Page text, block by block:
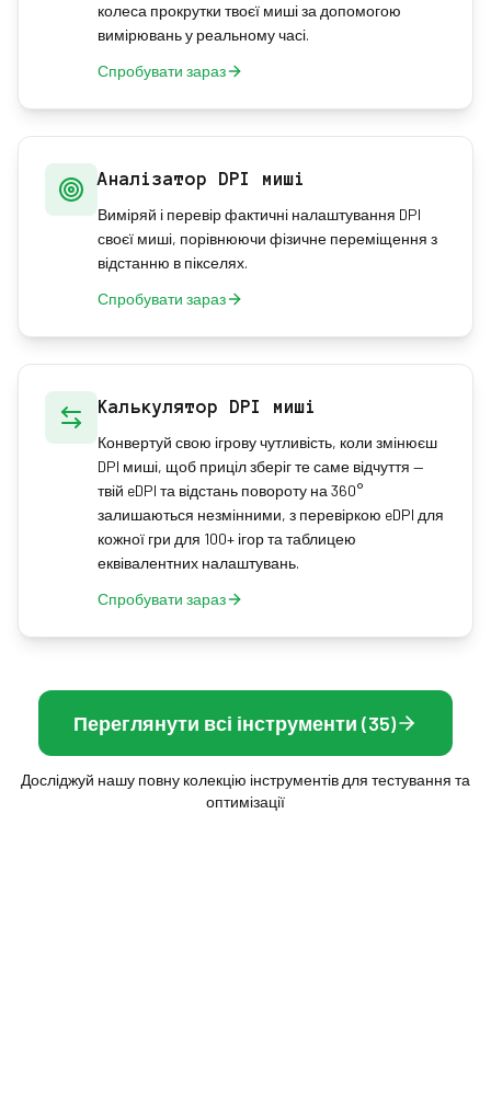
колеса прокрутки твоєї миші за допомогою
вимірювань у реальному часі.
Спробувати зараз
Аналізатор DPI миші
Виміряй і перевір фактичні налаштування DPI
своєї миші, порівнюючи фізичне переміщення з
відстанню в пікселях.
Спробувати зараз
Калькулятор DPI миші
Конвертуй свою ігрову чутливість, коли змінюєш
DPI миші, щоб приціл зберіг те саме відчуття —
твій eDPI та відстань повороту на 360°
залишаються незмінними, з перевіркою eDPI для
кожної гри для 100+ ігор та таблицею
еквівалентних налаштувань.
Спробувати зараз
Переглянути всі інструменти (35)
Досліджуй нашу повну колекцію інструментів для тестування та
оптимізації